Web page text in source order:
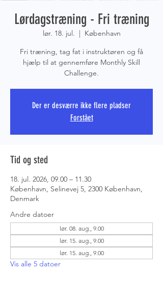
PRS
Lørdagstræning - Fri træning
lør. 18. jul.
  |
København
Fri træning, tag fat i instruktøren og få
hjælp til at gennemføre Monthly Skill
Challenge.
Der er desværre ikke flere pladser
Forstået
Tid og sted
18. jul. 2026, 09.00 – 11.30
København, Selinevej 5, 2300 København,
Denmark
Andre datoer
lør. 08. aug., 9.00
lør. 15. aug., 9.00
lør. 15. aug., 9.00
Vis alle 5 datoer